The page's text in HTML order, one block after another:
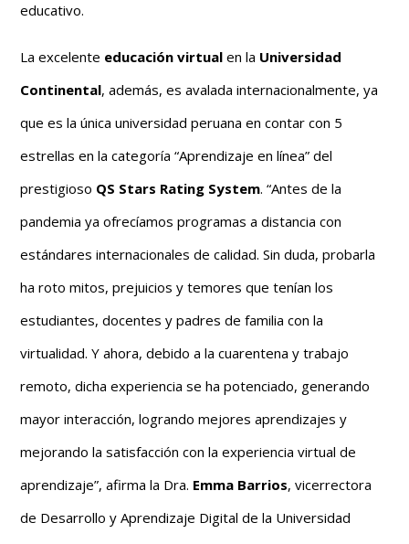
educativo.
La excelente educación virtual en la Universidad
Continental, además, es avalada internacionalmente, ya
que es la única universidad peruana en contar con 5
estrellas en la categoría “Aprendizaje en línea” del
prestigioso QS Stars Rating System. “Antes de la
pandemia ya ofrecíamos programas a distancia con
estándares internacionales de calidad. Sin duda, probarla
ha roto mitos, prejuicios y temores que tenían los
estudiantes, docentes y padres de familia con la
virtualidad. Y ahora, debido a la cuarentena y trabajo
remoto, dicha experiencia se ha potenciado, generando
mayor interacción, logrando mejores aprendizajes y
mejorando la satisfacción con la experiencia virtual de
aprendizaje”, afirma la Dra. Emma Barrios, vicerrectora
de Desarrollo y Aprendizaje Digital de la Universidad